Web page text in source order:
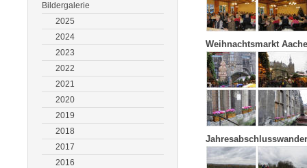
Bildergalerie
2025
2024
2023
2022
2021
2020
2019
2018
2017
2016
Weihnachtsmarkt